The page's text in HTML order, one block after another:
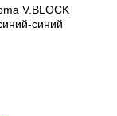
V.BLOCK
синий